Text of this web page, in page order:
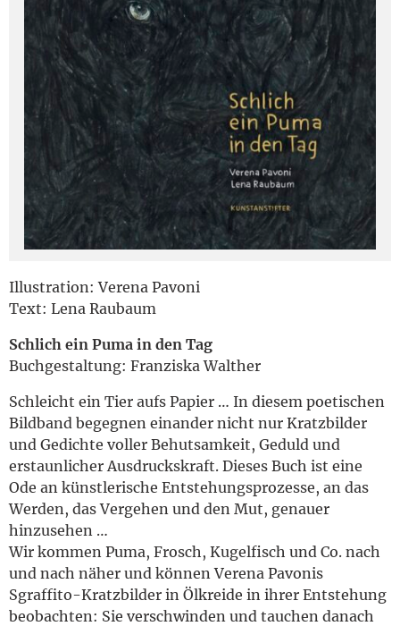
Illustration: Verena Pavoni
Text: Lena Raubaum
Schlich ein Puma in den Tag
Buchgestaltung: Franziska Walther
Schleicht ein Tier aufs Papier … In diesem poetischen
Bildband begegnen einander nicht nur Kratzbilder
und Gedichte voller Behutsamkeit, Geduld und
erstaunlicher Ausdruckskraft. Dieses Buch ist eine
Ode an künstlerische Entstehungsprozesse, an das
Werden, das Vergehen und den Mut, genauer
hinzusehen …
Wir kommen Puma, Frosch, Kugelfisch und Co. nach
und nach näher und können Verena Pavonis
Sgraffito-Kratzbilder in Ölkreide in ihrer Entstehung
beobachten: Sie verschwinden und tauchen danach
English